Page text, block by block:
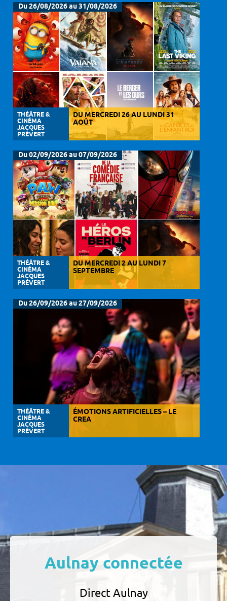
Du 26/08/2026 au 31/08/2026
THÉÂTRE &
CINÉMA
JACQUES
PRÉVERT
DU MERCREDI 26 AU LUNDI 31
AOÛT
Du 02/09/2026 au 07/09/2026
THÉÂTRE &
CINÉMA
JACQUES
PRÉVERT
DU MERCREDI 2 AU LUNDI 7
SEPTEMBRE
Du 26/09/2026 au 27/09/2026
THÉÂTRE &
CINÉMA
JACQUES
PRÉVERT
ÉMOTIONS ARTIFICIELLES – LE
CREA
Aulnay connectée
Direct Aulnay